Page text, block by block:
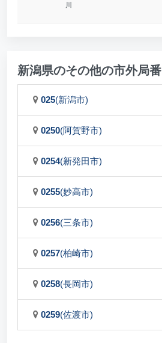
川
新潟県のその他の市外局番
025(新潟市)
0250(阿賀野市)
0254(新発田市)
0255(妙高市)
0256(三条市)
0257(柏崎市)
0258(長岡市)
0259(佐渡市)